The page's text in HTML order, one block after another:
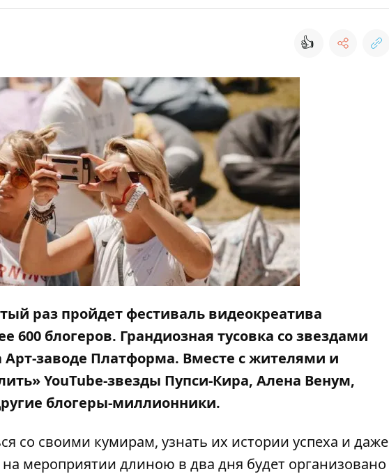
👍
раз пройдет фестиваль видеокреатива
600 блогеров. Грандиозная тусовка со звездами
Арт-заводе Платформа. Вместе с жителями и
YouTube-звезды Пупси-Кира, Алена Венум,
блогеры-миллионники.
со своими кумирам, узнать их истории успеха и даже
мероприятии длиною в два дня будет организовано